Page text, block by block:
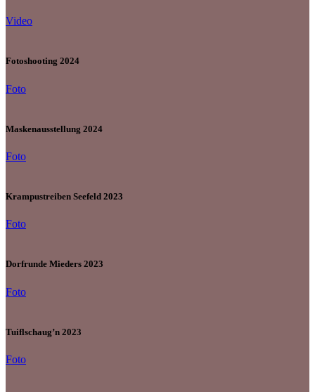
Video
Fotoshooting 2024
Foto
Maskenausstellung 2024
Foto
Krampustreiben Seefeld 2023
Foto
Dorfrunde Mieders 2023
Foto
Tuiflschaug’n 2023
Foto